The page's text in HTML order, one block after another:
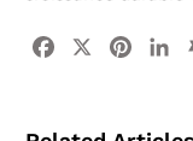
Facebook